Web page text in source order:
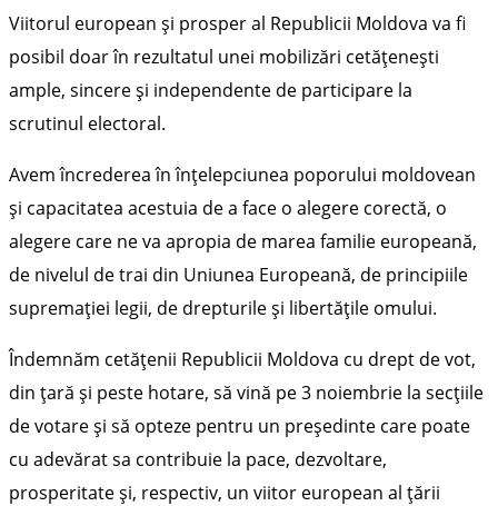
Viitorul european și prosper al Republicii Moldova va fi
posibil doar în rezultatul unei mobilizări cetățenești
ample, sincere și independente de participare la
scrutinul electoral.
Avem încrederea în înțelepciunea poporului moldovean
și capacitatea acestuia de a face o alegere corectă, o
alegere care ne va apropia de marea familie europeană,
de nivelul de trai din Uniunea Europeană, de principiile
supremației legii, de drepturile și libertățile omului.
Îndemnăm cetățenii Republicii Moldova cu drept de vot,
din țară și peste hotare, să vină pe 3 noiembrie la secțiile
de votare și să opteze pentru un președinte care poate
cu adevărat sa contribuie la pace, dezvoltare,
prosperitate și, respectiv, un viitor european al țării